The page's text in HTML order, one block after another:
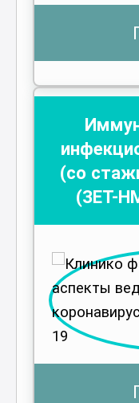
(со
(ЗЕТ-